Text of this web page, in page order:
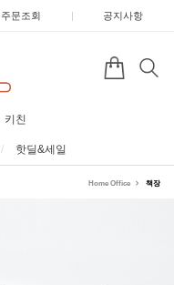
주문조회 | 공지사항
키친
핫딜&세일
Home Office 책장